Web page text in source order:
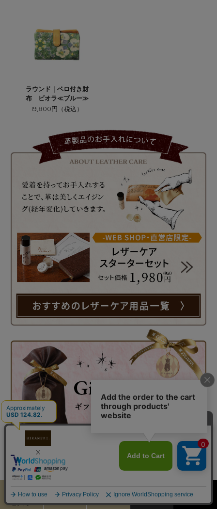
ラウンド｜ベロ付き財
布 ビオラ≪ブルー≫
19,800円（税込）
ログイン